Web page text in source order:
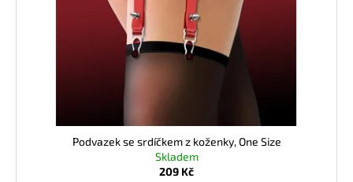
Podvazek se srdíčkem z koženky, One Size
Skladem
209 Kč